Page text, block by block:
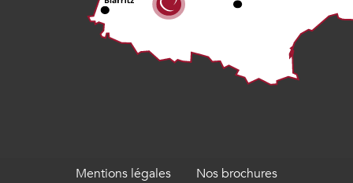
Mentions légales
Nos brochures